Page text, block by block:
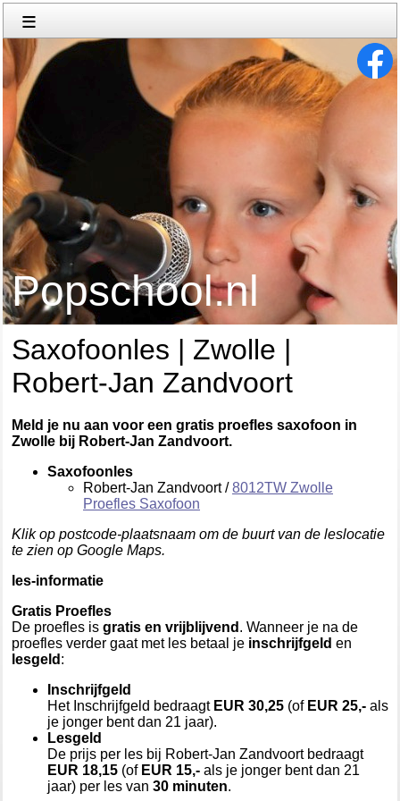
≡
Popschool.nl
Saxofoonles | Zwolle |
Robert-Jan Zandvoort
Meld je nu aan voor een gratis proefles saxofoon in
Zwolle bij Robert-Jan Zandvoort.
Saxofoonles
Robert-Jan Zandvoort /8012TW Zwolle
Proefles Saxofoon
Klik op postcode-plaatsnaam om de buurt van de leslocatie
te zien op Google Maps.
les-informatie
Gratis Proefles
De proefles is gratis en vrijblijvend . Wanneer je na de
proefles verder gaat met les betaal je inschrijfgeld en
lesgeld :
Inschrijfgeld
Het Inschrijfgeld bedraagt EUR 30,25 (of EUR 25,- als
je jonger bent dan 21 jaar).
Lesgeld
De prijs per les bij Robert-Jan Zandvoort bedraagt
EUR 18,15 (of EUR 15,- als je jonger bent dan 21
jaar) per les van 30 minuten.